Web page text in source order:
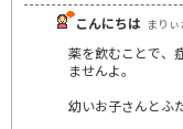
こんにちは まり
薬を飲むことで、
ませんよ。
幼いお子さんとふ